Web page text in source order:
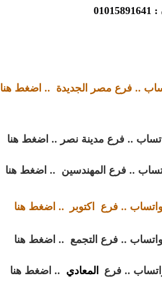
.. فرع مصر الجديدة .. اضغط هنا
.. فرع مدينة نصر .. اضغط هنا
.. فرع المهندسين .. اضغط هنا
.. فرع اكتوبر .. اضغط هنا
.. فرع التجمع .. اضغط هنا
.. فرع المعادي .. اضغط هنا